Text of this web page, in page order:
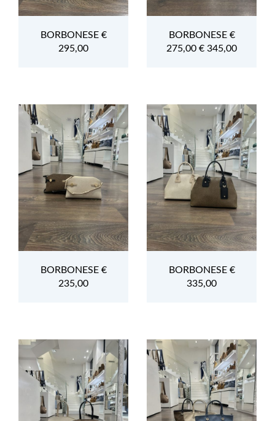
BORBONESE €
295,00
BORBONESE €
275,00 € 345,00
BORBONESE €
235,00
BORBONESE €
335,00